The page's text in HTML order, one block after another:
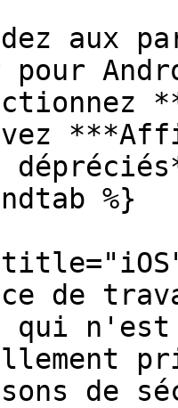
aux
pour
de
n'est
de